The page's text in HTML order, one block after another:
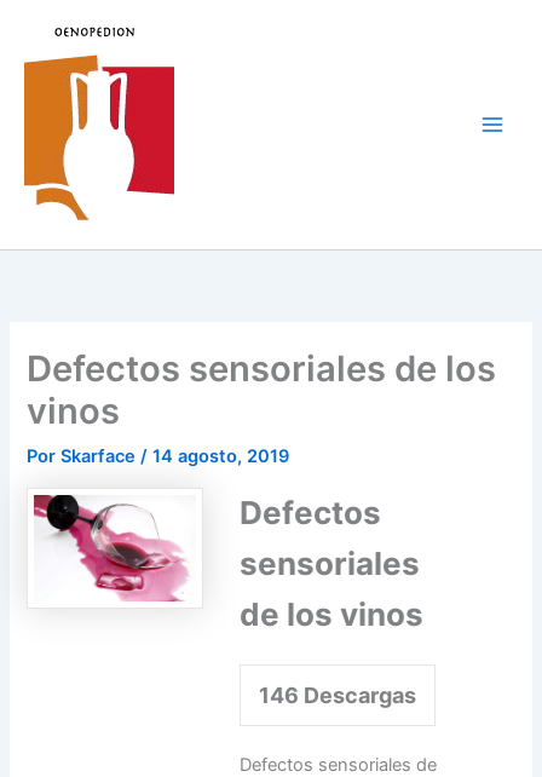
contenido
Defectos sensoriales de los
vinos
PorSkarface/14 agosto, 2019
Defectos
sensoriales
de los vinos
146 Descargas
Defectos sensoriales de